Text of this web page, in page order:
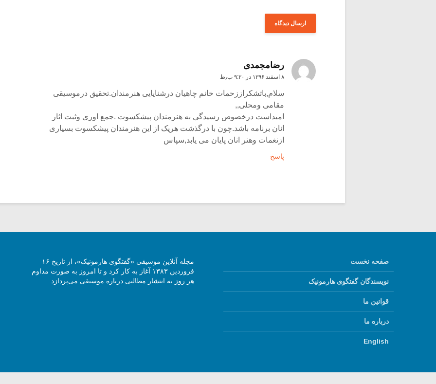
رضامجمدی
۸ اسفند ۱۳۹۶ در ۹:۲۰ ب٫ظ
سلام,باتشکراززحمات خانم چاهیان درشنایایی هنرمندان.تحقیق درموسیقی
مقامی ومحلی,,
امیداست درخصوص رسیدگی به هنرمندان پیشکسوت .جمع اوری وثبت اثار
انان برنامه باشد.چون با درگذشت هریک از این هنرمندان پیشکسوت بسیاری
ازنغمات وهنر انان پایان می یابد,سپاس
پاسخ
صفحه نخست
نویسندگان گفتگوی هارمونیک
قوانین ما
درباره ما
English
مجله آنلاین موسیقی «گفتگوی هارمونیک»، از تاریخ ۱۶
فروردین ۱۳۸۳ آغاز به کار کرد و تا امروز به صورت مداوم
هر روز به انتشار مطالبی درباره موسیقی می‌پردازد.